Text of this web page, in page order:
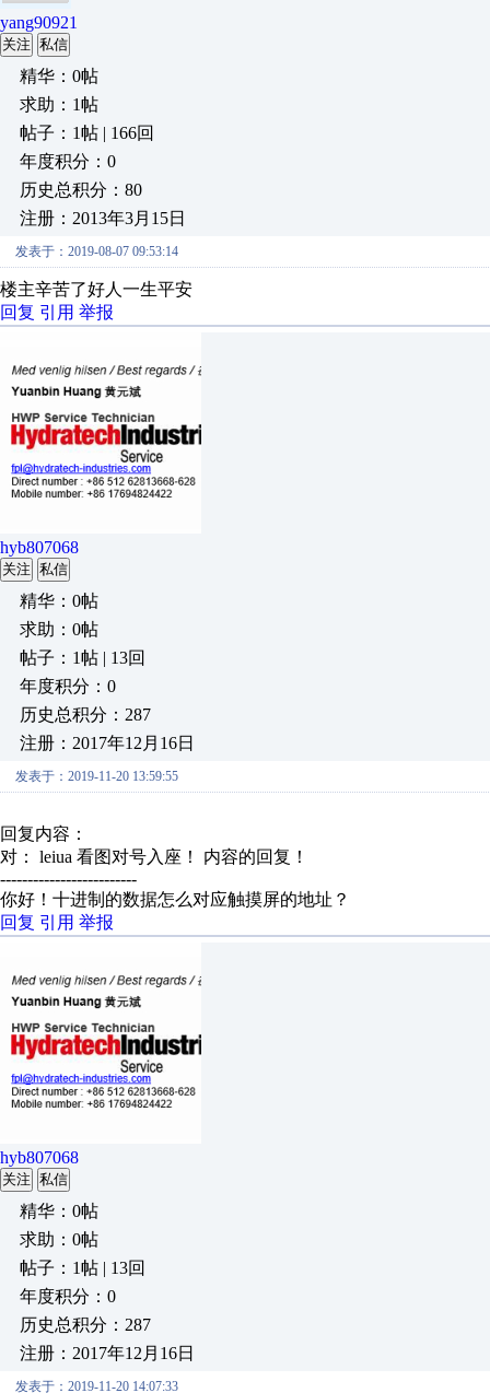
yang90921
关注 私信
精华：0帖
求助：1帖
帖子：1帖 | 166回
年度积分：0
历史总积分：80
注册：2013年3月15日
发表于：2019-08-07 09:53:14
楼主辛苦了好人一生平安
回复 引用 举报
hyb807068
关注 私信
精华：0帖
求助：0帖
帖子：1帖 | 13回
年度积分：0
历史总积分：287
注册：2017年12月16日
发表于：2019-11-20 13:59:55
回复内容：
对： leiua 看图对号入座！ 内容的回复！
-------------------------
你好！十进制的数据怎么对应触摸屏的地址？
回复 引用 举报
hyb807068
关注 私信
精华：0帖
求助：0帖
帖子：1帖 | 13回
年度积分：0
历史总积分：287
注册：2017年12月16日
发表于：2019-11-20 14:07:33